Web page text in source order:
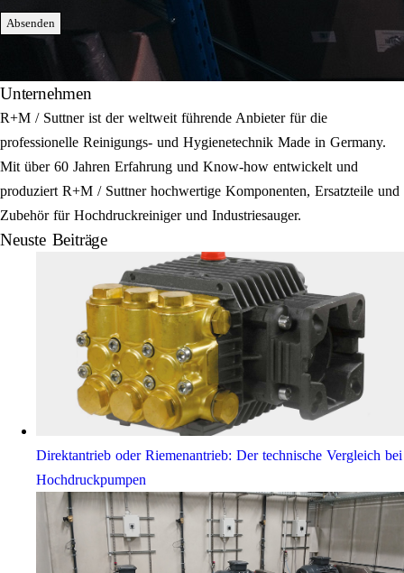
Absenden
Unternehmen
R+M / Suttner ist der weltweit führende Anbieter für die
professionelle Reinigungs- und Hygienetechnik Made in Germany.
Mit über 60 Jahren Erfahrung und Know-how entwickelt und
produziert R+M / Suttner hochwertige Komponenten, Ersatzteile und
Zubehör für Hochdruckreiniger und Industriesauger.
Neuste Beiträge
Direktantrieb oder Riemenantrieb: Der technische Vergleich bei
Hochdruckpumpen